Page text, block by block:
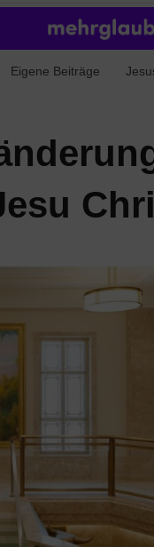
Eigene Beiträge